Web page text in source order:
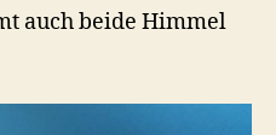
auch beide Himmel